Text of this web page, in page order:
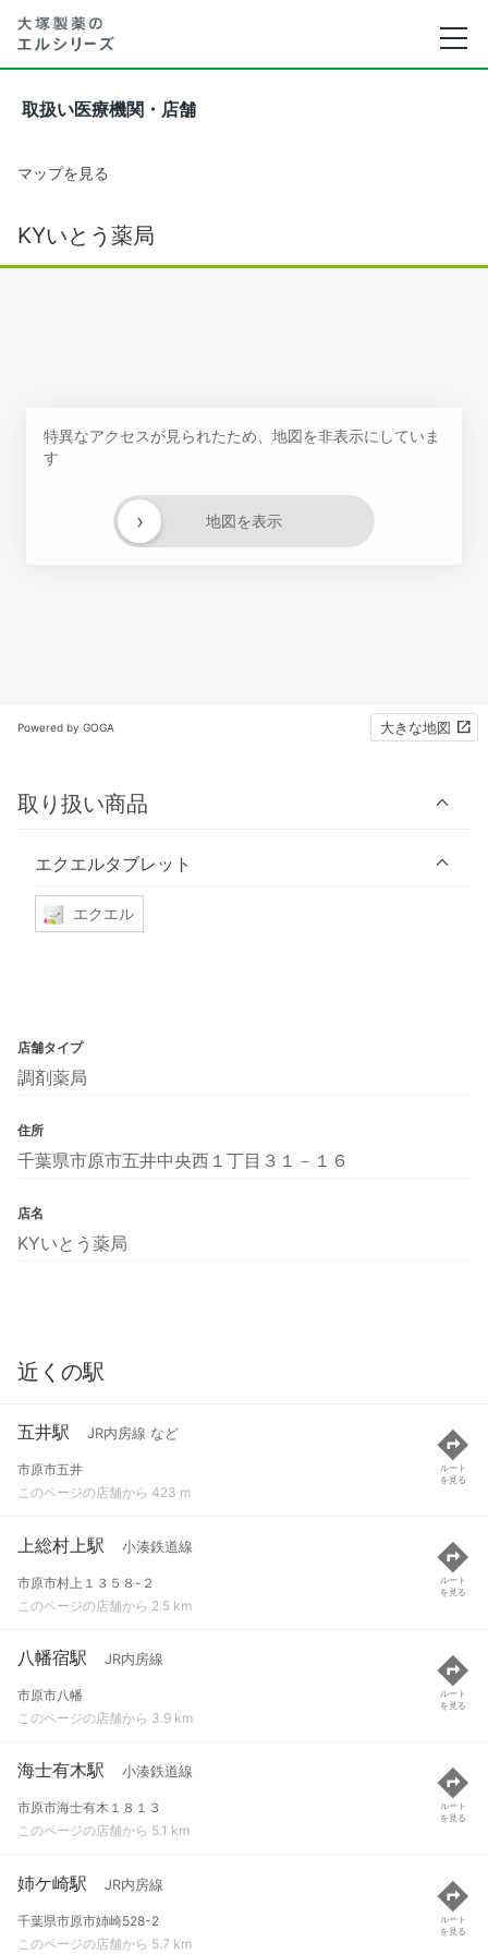
取扱い医療機関・店舗
マップを見る
KYいとう薬局
特異なアクセスが見られたため、地図を非表示にしていま
す
地図を表示
›
Powered by GOGA 大きな地図
取り扱い商品
エクエルタブレット
エクエル
店舗タイプ
調剤薬局
住所
千葉県市原市五井中央西１丁目３１－１６
店名
KYいとう薬局
近くの駅
五井駅 JR内房線 など
市原市五井
このページの店舗から 423 m
ルート
を見る
上総村上駅 小湊鉄道線
市原市村上１３５８-２
このページの店舗から 2.5 km
ルート
を見る
八幡宿駅 JR内房線
市原市八幡
このページの店舗から 3.9 km
ルート
を見る
海士有木駅 小湊鉄道線
市原市海士有木１８１３
このページの店舗から 5.1 km
ルート
を見る
姉ケ崎駅 JR内房線
千葉県市原市姉崎528-2
このページの店舗から 5.7 km
ルート
を見る